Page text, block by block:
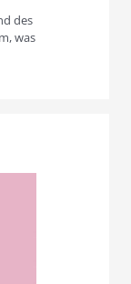
des
was